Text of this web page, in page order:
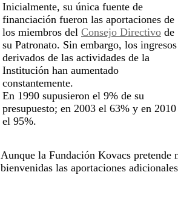
Inicialmente, su única fuente de
financiación fueron las aportaciones de
los miembros del Consejo Directivo de
su Patronato. Sin embargo, los ingresos
derivados de las actividades de la
Institución han aumentado
constantemente.
En 1990 supusieron el 9% de su
presupuesto; en 2003 el 63% y en 2010
el 95%.
Aunque la Fundación Kovacs pretende
bienvenidas las aportaciones